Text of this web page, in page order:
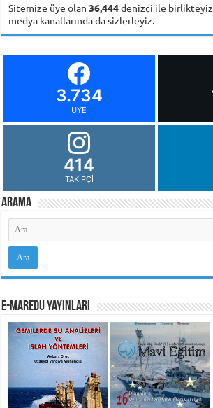
Sitemize üye olan36,444denizci ile birlikteyiz.
medya kanallarında da sizlerleyiz.
3.734
ÜYE
414
TAKIPÇI
Arama
e-MarEdu Yayınları